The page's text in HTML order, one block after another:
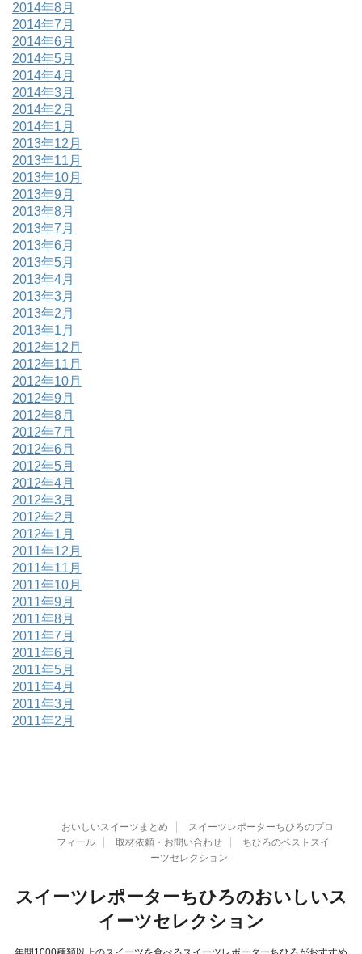
2014年8月
2014年7月
2014年6月
2014年5月
2014年4月
2014年3月
2014年2月
2014年1月
2013年12月
2013年11月
2013年10月
2013年9月
2013年8月
2013年7月
2013年6月
2013年5月
2013年4月
2013年3月
2013年2月
2013年1月
2012年12月
2012年11月
2012年10月
2012年9月
2012年8月
2012年7月
2012年6月
2012年5月
2012年4月
2012年3月
2012年2月
2012年1月
2011年12月
2011年11月
2011年10月
2011年9月
2011年8月
2011年7月
2011年6月
2011年5月
2011年4月
2011年3月
2011年2月
おいしいスイーツまとめ
スイーツレポーターちひろのプロ
フィール
取材依頼・お問い合わせ
ちひろのベストスイ
ーツセレクション
スイーツレポーターちひろのおいしいス
イーツセレクション